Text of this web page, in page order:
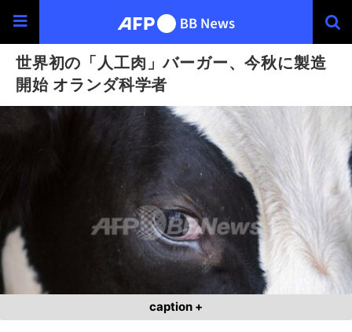
世界初の「人工肉」バーガー、今秋に製造
開始 オランダ科学者
caption +